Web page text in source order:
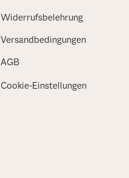
Widerrufsbelehrung
Versandbedingungen
AGB
Cookie-Einstellungen